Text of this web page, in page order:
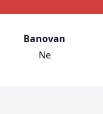
Banovan
Ne